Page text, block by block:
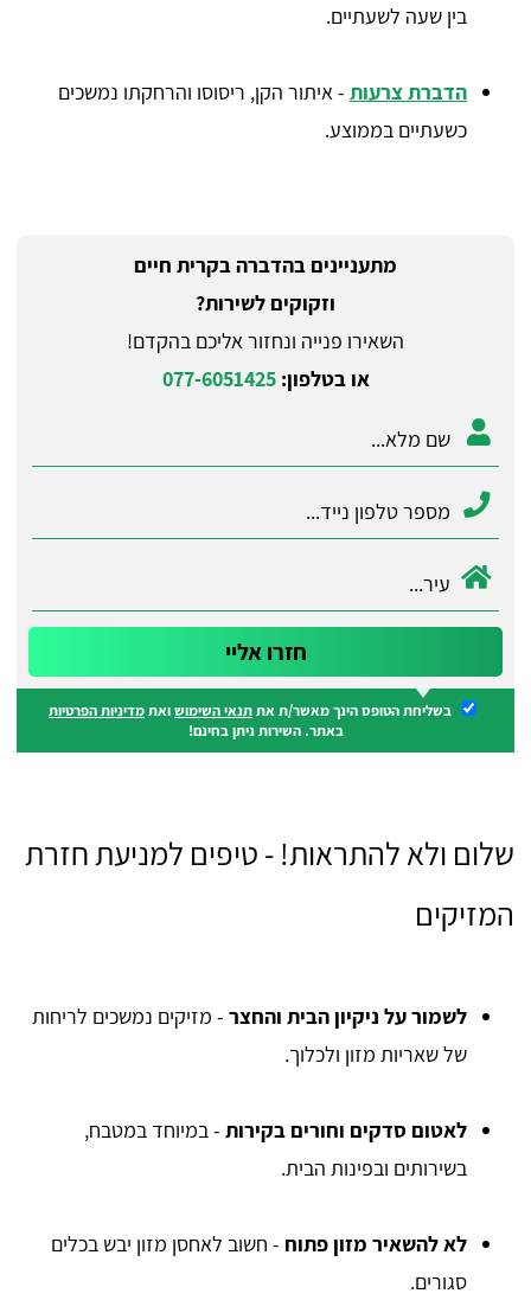
בין שעה לשעתיים.
הדברת צרעות - איתור הקן, ריסוסו והרחקתו נמשכים
כשעתיים בממוצע.
מתעניינים בהדברה בקרית חיים
וזקוקים לשירות?
השאירו פנייה ונחזור אליכם בהקדם!
או בטלפון:077-6051425
בשליחת הטופס הינך מאשר/ת אתתנאי השימושואתמדיניות הפרטיות
באתר. השירות ניתן בחינם!
שלום ולא להתראות! - טיפים למניעת חזרת
המזיקים
לשמור על ניקיון הבית והחצר - מזיקים נמשכים לריחות
של שאריות מזון ולכלוך.
לאטום סדקים וחורים בקירות - במיוחד במטבח,
בשירותים ובפינות הבית.
לא להשאיר מזון פתוח - חשוב לאחסן מזון יבש בכלים
סגורים.